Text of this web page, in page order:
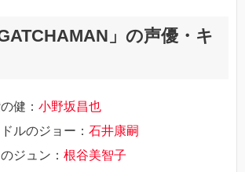
」の声優・キ
健： 小野坂昌也
ルのジョー： 石井康嗣
ジュン： 根谷美智子